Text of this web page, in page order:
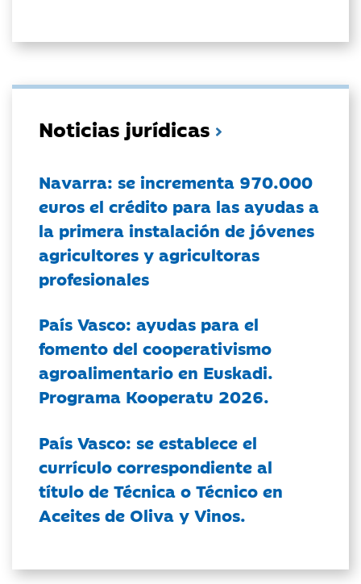
Noticias jurídicas
Navarra: se incrementa 970.000
euros el crédito para las ayudas a
la primera instalación de jóvenes
agricultores y agricultoras
profesionales
País Vasco: ayudas para el
fomento del cooperativismo
agroalimentario en Euskadi.
Programa Kooperatu 2026.
País Vasco: se establece el
currículo correspondiente al
título de Técnica o Técnico en
Aceites de Oliva y Vinos.